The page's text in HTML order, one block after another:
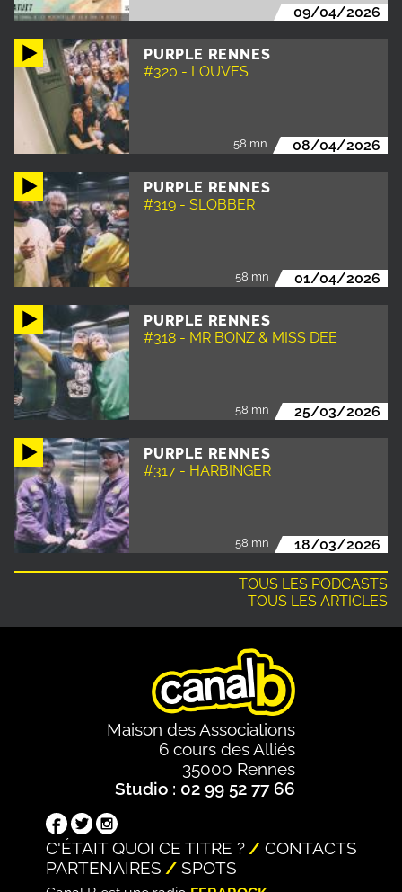
09/04/2026
PURPLE RENNES
#320 - LOUVES
58 mn 08/04/2026
PURPLE RENNES
#319 - SLOBBER
58 mn 01/04/2026
PURPLE RENNES
#318 - MR BONZ & MISS DEE
58 mn 25/03/2026
PURPLE RENNES
#317 - HARBINGER
58 mn 18/03/2026
TOUS LES PODCASTS
TOUS LES ARTICLES
Maison des Associations
6 cours des Alliés
35000 Rennes
Studio : 02 99 52 77 66
C'ÉTAIT QUOI CE TITRE ?
CONTACTS
PARTENAIRES
SPOTS